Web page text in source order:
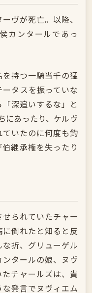
ヴが死亡。以降、
カンタールであっ
持つ一騎当千の猛
タスを振っていな
深追いするな」と
にあったり、ケルヴ
いたのに何度も釣
継承権を失ったり
られていたチャー
倒れたと知ると反
折、グリューゲル
タールの娘、ヌヴ
チャールズは、貴
発言でヌヴィエム